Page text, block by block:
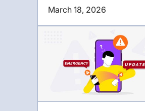
March 18, 2026